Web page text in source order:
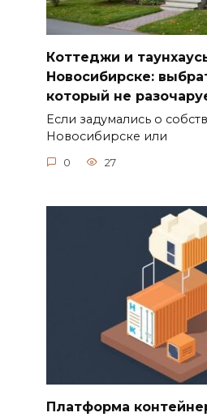
Коттеджи и
Новосибирске:
который не
Если задумались о
Новосибирске или
0 27
Платформа